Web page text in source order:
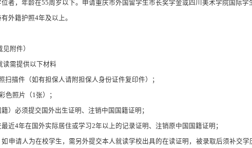
者，年龄在55周岁以下。申请重庆市外国留学生市长奖学金或四川美术学院国际学
外籍护照4年及以上。
附件）
读需提供以下材料
扫描件（如有担保人请附担保人身份证件复印件） ；
色照片（1张） ；
）必须提交国外出生证明、注销中国国籍证明 ；
近4年在国外实际居住或学习2年以上的记录证明、注销原中国国籍证明 ；
申请人为在校学生，需另外提交本人就读学校出具的在读证明，被录取后须补交学